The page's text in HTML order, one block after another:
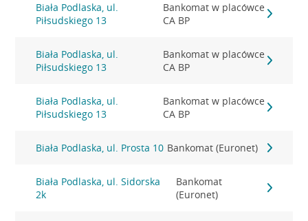
Biała Podlaska, ul.
Piłsudskiego 13
Bankomat w placówce
CA BP
Biała Podlaska, ul.
Piłsudskiego 13
Bankomat w placówce
CA BP
Biała Podlaska, ul.
Piłsudskiego 13
Bankomat w placówce
CA BP
Biała Podlaska, ul. Prosta 10 Bankomat (Euronet)
Biała Podlaska, ul. Sidorska
2k
Bankomat
(Euronet)